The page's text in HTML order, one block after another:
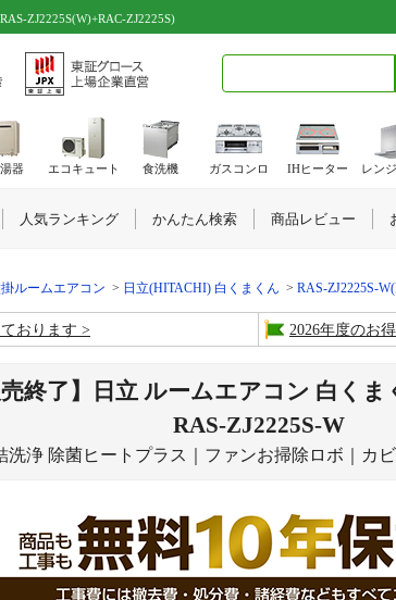
ZJ2225S(W)+RAC-ZJ2225S)
ルームエアコン 日立(HITACHI) 白くまくん RAS-ZJ2225S-
おります 2026年度のお
売終了】日立 ルームエアコン 白く
RAS-ZJ2225S-W
洗浄 除菌ヒートプラス｜ファンお掃除ロボ｜カ
器 エコキュート 食洗機 ガスコンロ IHヒーター レン
人気ランキング かんたん検索 商品レビュー